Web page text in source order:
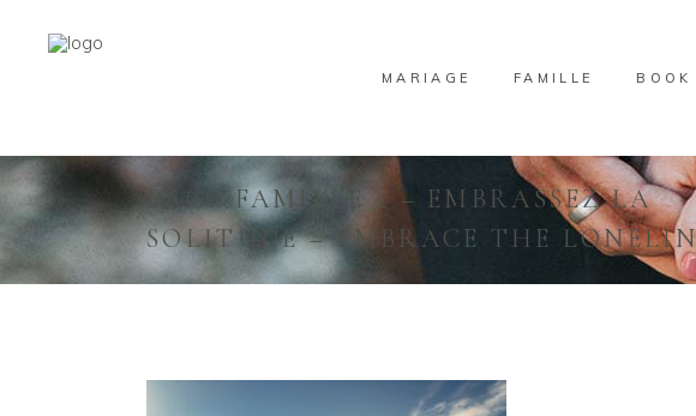
MARIAGE FAMILLE BOOK
PAGE FAMILLE 2 – EMBRASSEZ LA
SOLITUDE – EMBRACE THE